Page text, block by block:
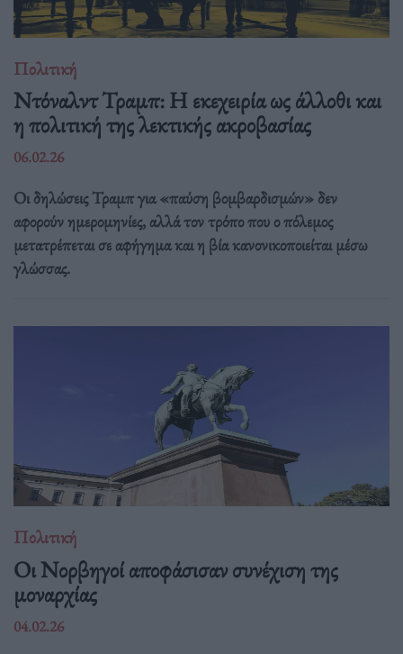
Πολιτική
Ντόναλντ Τραμπ: Η εκεχειρία ως άλλοθι και
η πολιτική της λεκτικής ακροβασίας
06.02.26
Οι δηλώσεις Τραμπ για «παύση βομβαρδισμών» δεν
αφορούν ημερομηνίες, αλλά τον τρόπο που ο πόλεμος
μετατρέπεται σε αφήγημα και η βία κανονικοποιείται μέσω
γλώσσας.
Πολιτική
Οι Νορβηγοί αποφάσισαν συνέχιση της
μοναρχίας
04.02.26